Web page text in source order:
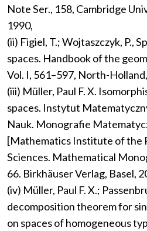
Note Ser., 158, Cambridge
1990,
(ii) Figiel, T.; Wojtaszczyk, P.,
spaces. Handbook of the
Vol. I, 561–597, North-
(iii) Müller, Paul F. X.
spaces. Instytut
Nauk. Monografie
[Mathematics Institute of the
Sciences. Mathematical
66. Birkhäuser Verlag, Basel,
(iv) Müller, Paul F. X.;
decomposition theorem for
on spaces of homogeneous